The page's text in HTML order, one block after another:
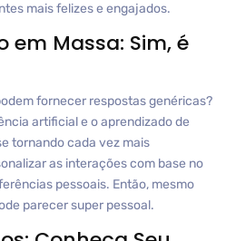
mais felizes e engajados.
em Massa: Sim, é
fornecer respostas genéricas?
artificial e o aprendizado de
tornando cada vez mais
as interações com base no
pessoais. Então, mesmo
parecer super pessoal.